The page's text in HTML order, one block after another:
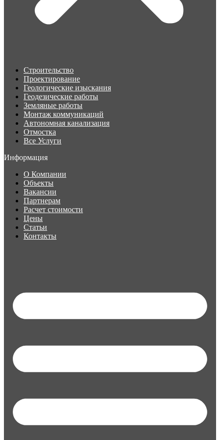
Строительство
Проектирование
Геологические изыскания
Геодезические работы
Земляные работы
Монтаж коммуникаций
Автономная канализация
Отмостка
Все Услуги
Информация
О Компании
Объекты
Вакансии
Партнерам
Расчет стоимости
Цены
Статьи
Контакты